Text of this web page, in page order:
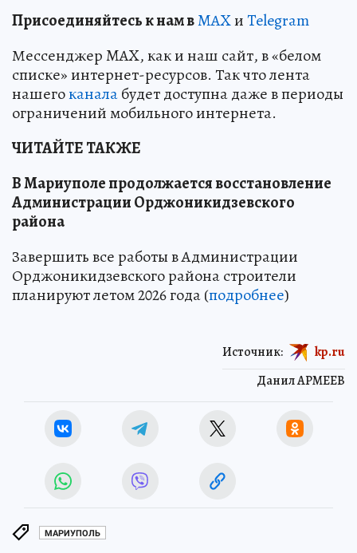
Присоединяйтесь к нам вMAXиTelegram
Мессенджер MAX, как и наш сайт, в «белом
списке» интернет-ресурсов. Так что лента
нашегоканалабудет доступна даже в периоды
ограничений мобильного интернета.
ЧИТАЙТЕ ТАКЖЕ
В Мариуполе продолжается восстановление
Администрации Орджоникидзевского
района
Завершить все работы в Администрации
Орджоникидзевского района строители
планируют летом 2026 года (подробнее)
Данил АРМЕЕВ
Источник: kp.ru
МАРИУПОЛЬ